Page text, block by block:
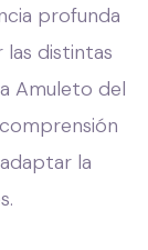
profunda
las distintas
Amuleto del
la